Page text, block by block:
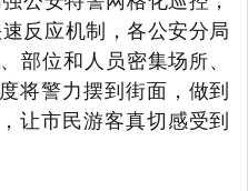
反应机制，各公安分局
部位和人员密集场所、
将警力摆到街面，做到
让市民游客真切感受到